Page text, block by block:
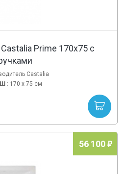
Prime 170x75 с
Castalia
Ш : 170 x 75 см
56 100